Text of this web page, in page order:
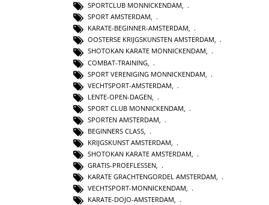
SPORTCLUB MONNICKENDAM,
SPORT AMSTERDAM,
KARATE-BEGINNER-AMSTERDAM,
OOSTERSE KRIJGSKUNSTEN AMSTERDAM,
SHOTOKAN KARATE MONNICKENDAM,
COMBAT-TRAINING
SPORT VERENIGING MONNICKENDAM
VECHTSPORT-AMSTERDAM
LENTE-OPEN-DAGEN
SPORT CLUB MONNICKENDAM
SPORTEN AMSTERDAM
BEGINNERS CLASS
KRIJGSKUNST AMSTERDAM
SHOTOKAN KARATE AMSTERDAM,
GRATIS-PROEFLESSEN,
KARATE GRACHTENGORDEL AMSTERDAM,
VECHTSPORT-MONNICKENDAM,
KARATE-DOJO-AMSTERDAM,